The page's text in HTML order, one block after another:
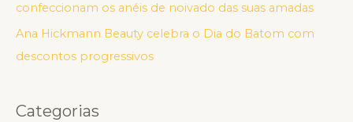
confeccionam os anéis de noivado das suas amadas
Ana Hickmann Beauty celebra o Dia do Batom com
descontos progressivos
Categorias